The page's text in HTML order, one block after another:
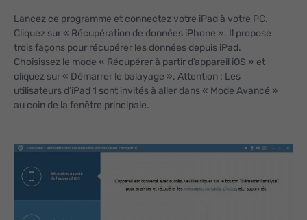
Lancez ce programme et connectez votre iPad à votre PC.
Cliquez sur « Récupération de données iPhone ». Il propose
trois façons pour récupérer les données depuis iPad.
Choisissez le mode « Récupérer à partir d’appareil iOS » et
cliquez sur « Démarrer le balayage ». Attention : Les
utilisateurs d’iPad 1 sont invités à aller dans « Mode Avancé »
au coin de la fenêtre principale.